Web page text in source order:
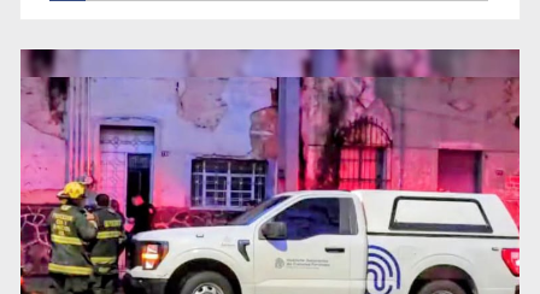
Detienen al exgobernador de Guerrero, Ángel Aguirre